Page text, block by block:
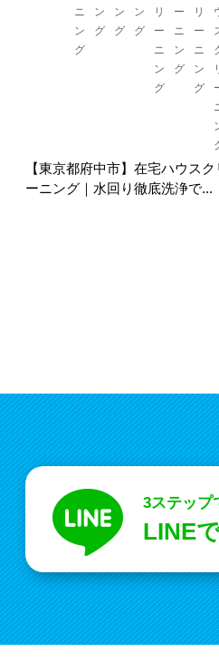
ニ
ン
グ
ン
グ
ン
グ
ン
グ
リ
ー
ニ
ン
グ
ー
ニ
ン
グ
リ
ー
ニ
ン
グ
【東京都府中市】在宅ハウスク
ーニング｜水回り徹底洗浄で...
3ステップ
LINE